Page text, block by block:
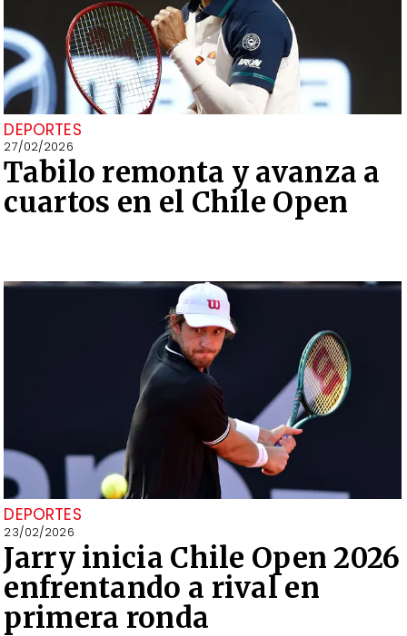
DEPORTES
27/02/2026
Tabilo remonta y avanza a
cuartos en el Chile Open
DEPORTES
23/02/2026
Jarry inicia Chile Open 2026
enfrentando a rival en
primera ronda